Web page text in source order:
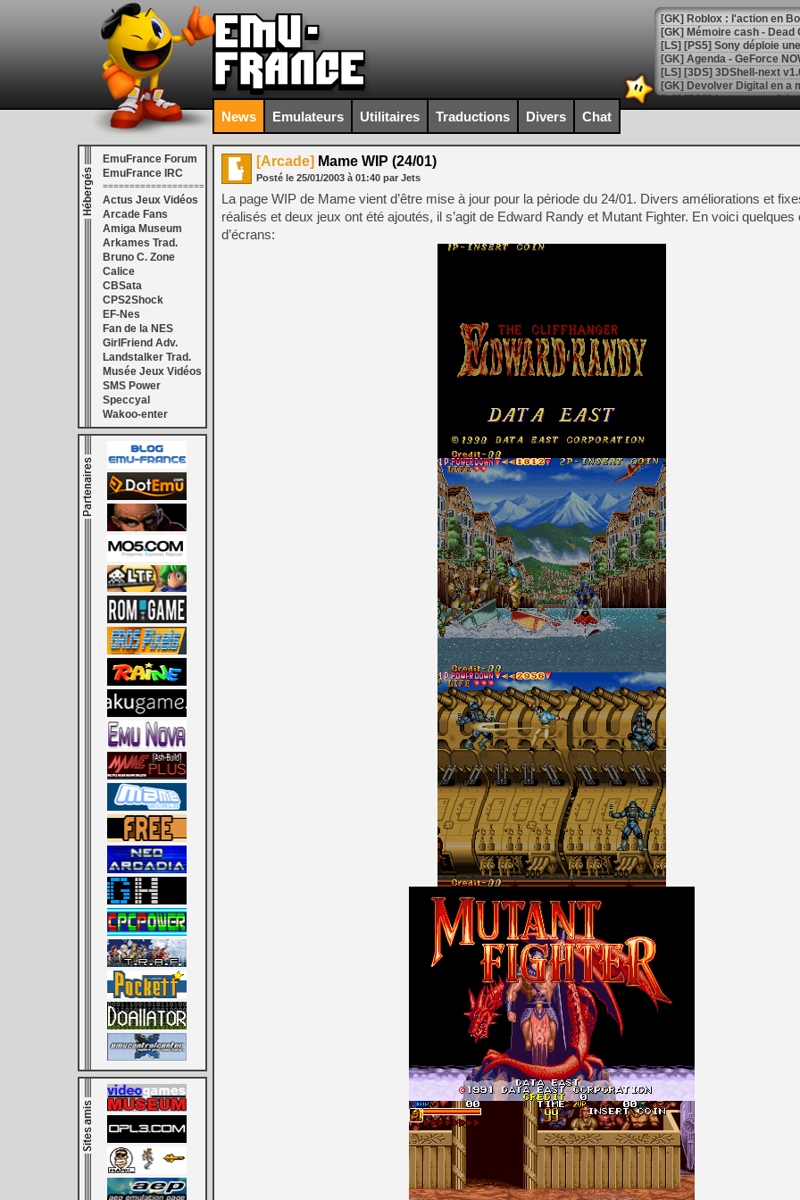
[GK] Roblox : l'action en
[GK] Agenda - GeForce
[GK] Devolver Digital en a
[LS] [PS5] ps5-y2jb-
[GK] Pourquoi Marvel
[GK] Test : Restory : Chill
[GK] GTA 6 : Rockstar
[GK] Hot Wheels Infinite
[GK] Mémoire cash -
[GK] Résultats Nintendo :
[GK] Déjà des
[Mo5] Brickboy cherche à
[GK] Minecraft et ses «
[GK] Beast of
[GK] Ubisoft : fin de partie
[GK] Mémoire cash -
[GK] Dan Houser (GTA)
[GK] Comment EA Sports
[GK] Crimson Moon : un
[GK] Isle of Reveries : le
[GK] Moonlighter 2 : The
[GK] Capcom relance
[Mo5] Deux inédits du
[GK] Le beat'em up The
[GK] Endless Legend 2 :
[LS] [PS5] Le WebKit
[GK] Oubliez Crazy Taxi,
[LS] [Switch] NSZ 5.0.0
[GK] Bethesda fête les 30
News Emulateurs Utilitaires Traductions Divers Chat
EmuFrance Forum
EmuFrance IRC
===================
Actus Jeux Vidéos
Arcade Fans
Amiga Museum
Arkames Trad.
Bruno C. Zone
Calice
CBSata
CPS2Shock
EF-Nes
Fan de la NES
GirlFriend Adv.
Landstalker Trad.
Musée Jeux Vidéos
SMS Power
Speccyal
Wakoo-enter
[Arcade] Mame WIP (24/01)
Posté le 25/01/2003 à 01:40 par Jets
La page WIP de Mame vient d’être mise à jour pour la période du 24/01. Divers améliorations et
réalisés et deux jeux ont été ajoutés, il s’agit de Edward Randy et Mutant Fighter. En voici quelques
d’écrans: